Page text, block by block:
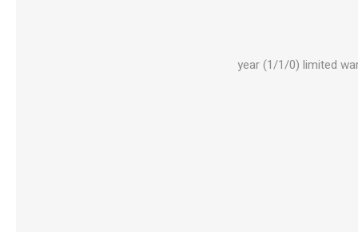
1 year (1/1/0) limited